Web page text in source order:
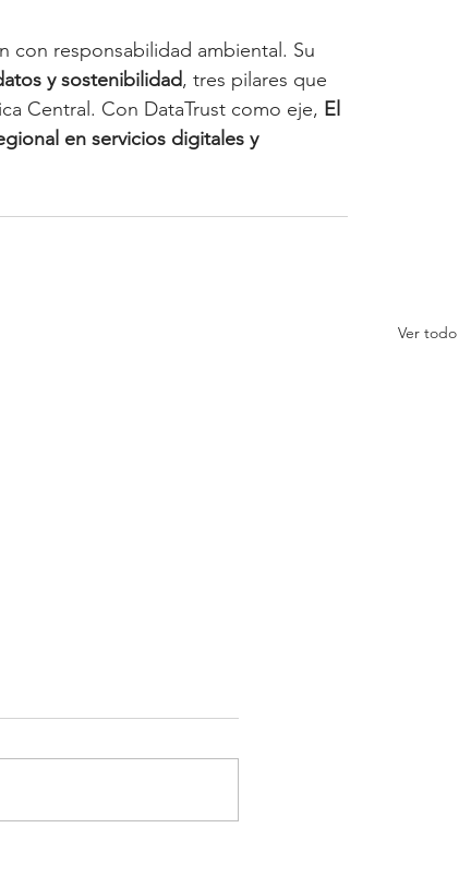
con responsabilidad ambiental. Su
y sostenibilidad, tres pilares que
Central. Con DataTrust como eje, El
en servicios digitales y
Ver todo